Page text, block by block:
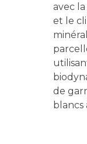
avec
et le
de
blancs